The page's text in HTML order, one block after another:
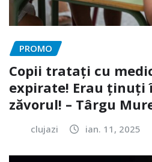
PROMO
Copii tratați cu
expirate! Erau ținuți
zăvorul! – Târgu
clujazi ian. 11, 2025